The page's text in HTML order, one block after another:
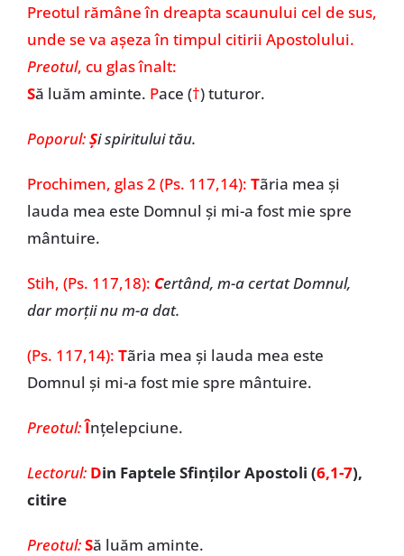
Preotul rămâne în dreapta scaunului cel de sus,
unde se va așeza în timpul citirii Apostolului.
Preotul, cu glas înalt:
Să luăm aminte. Pace (†) tuturor.
Poporul:Şi spiritului tău.
Prochimen, glas 2 (Ps. 117,14): Tãria mea și
lauda mea este Domnul și mi-a fost mie spre
mântuire.
Stih, (Ps. 117,18): Certând, m-a certat Domnul,
dar morții nu m-a dat.
(Ps. 117,14): Tãria mea și lauda mea este
Domnul și mi-a fost mie spre mântuire.
Preotul:Înţelepciune.
Lectorul: Din Faptele Sfinților Apostoli (6,1-7),
citire
Preotul:Să luăm aminte.